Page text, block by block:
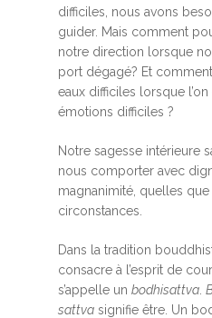
difficiles, nous avons
guider. Mais comment
notre direction lorsque
port dégagé? Et
eaux difficiles lorsque
émotions difficiles ?
Notre sagesse intérieure
nous comporter avec
magnanimité, quelles
circonstances.
Dans la tradition
consacre à l’esprit de
s’appelle un bodhisattva
sattva signifie être. Un